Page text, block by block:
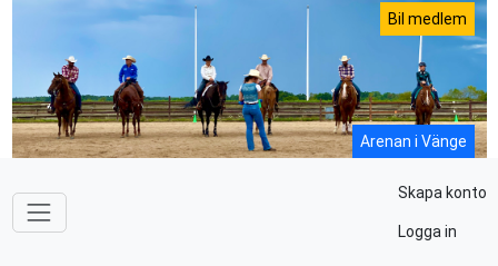
Bil medlem
Arenan i Vänge
Skapa konto
Logga in